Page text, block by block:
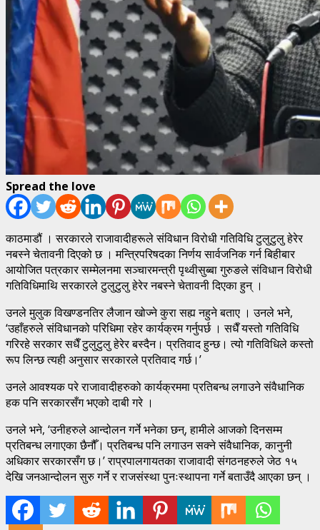
Spread the love
काठमाडौं । सरकारले राजावादीहरूले संविधान विरोधी गतिविधि टुलुटुलु हेरेर
नबस्ने चेतावनी दिएको छ । मन्त्रिपरिषदका निर्णय सार्वजनिक गर्न बिहीबार
आयोजित पत्रकार सम्मेलनमा सञ्चारमन्त्री पृथ्वीसुब्बा गुरुङले संविधान विरोधी
गतिविधिमाथि सरकारले टुलुटुलु हेरेर नबस्ने चेतावनी दिएका हुन् ।
उनले मुलुक विखण्डनतिर लैजान खोज्ने कुरा सह्य नहुने बताए । उनले भने,
‘उहाँहरुले संविधानको परिधिमा रहेर कार्यक्रम गर्नुपर्छ । सधैँ यस्तो गतिविधि
गरिरहे सरकार सधैँ टुलुटुलु हेरेर बस्दैन। प्रतिवाद हुन्छ। त्यो गतिविधिले कस्तो
रूप लिन्छ त्यही अनुसार सरकारले प्रतिवाद गर्छ।’
उनले आवश्यक परे राजावादीहरुको कार्यक्रममा प्रतिबन्ध लगाउने संवैधानिक
हक पनि सरकारसँग भएको दाबी गरे ।
उनले भने, ‘उनीहरुले आन्दोलन गर्ने भनेका छन्, हामीले आजको दिनसम्म
प्रतिबन्ध लगाएका छैनौँ। प्रतिबन्ध पनि लगाउन सक्ने संवैधानिक, कानुनी
अधिकार सरकारसँग छ।’ राप्रपालगायतका राजावादी संगठनहरुले जेठ १५
देखि जनआन्दोलन सुरु गर्ने र राजसंस्था पुनःस्थापना गर्ने बताउँदै आएका छन् ।